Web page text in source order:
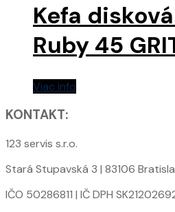
Kefa
Ruby 45
Viac info
KONTAKT:
123 servis s.r.o.
Stará Stupavská 3 | 83106
IČO 50286811 | IČ DPH